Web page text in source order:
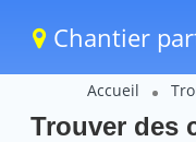
Chantier
Accueil
Trouver des